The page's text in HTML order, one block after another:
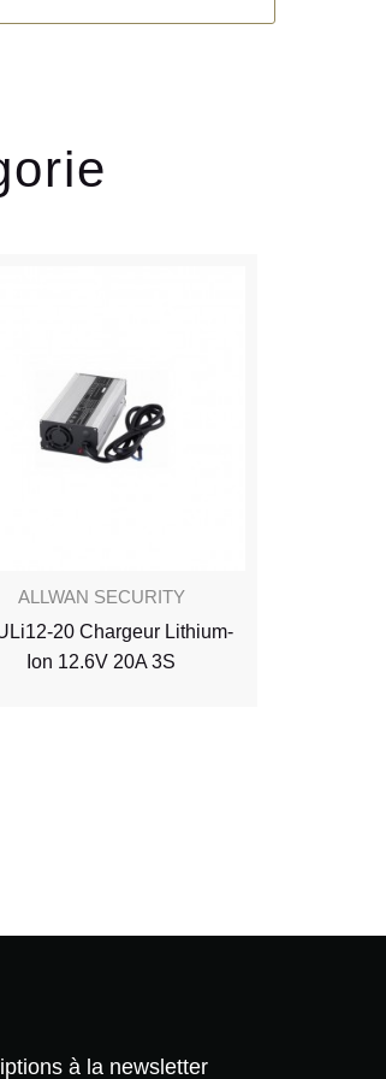
ALLWAN SECURITY
20 Chargeur Lithium-
Ion 12.6V 20A 3S
à la newsletter